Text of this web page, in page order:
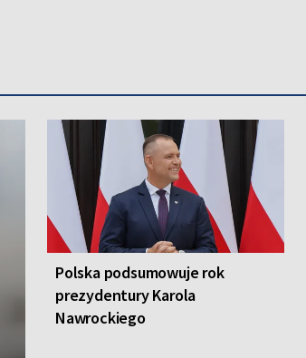
Polska podsumowuje rok
prezydentury Karola
Nawrockiego